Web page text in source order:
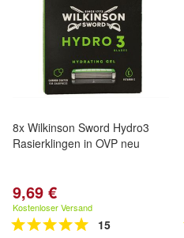
8x Wilkinson Sword Hydro3
Rasierklingen in OVP neu
9,69 €
Kostenloser Versand
15